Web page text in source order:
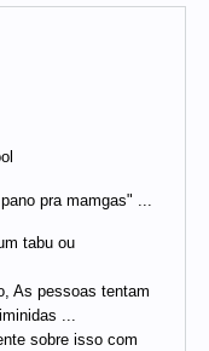
pra mamgas" ...
tabu ou
As pessoas tentam
...
sobre isso com